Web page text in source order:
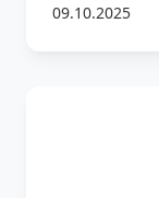
09.10.2025